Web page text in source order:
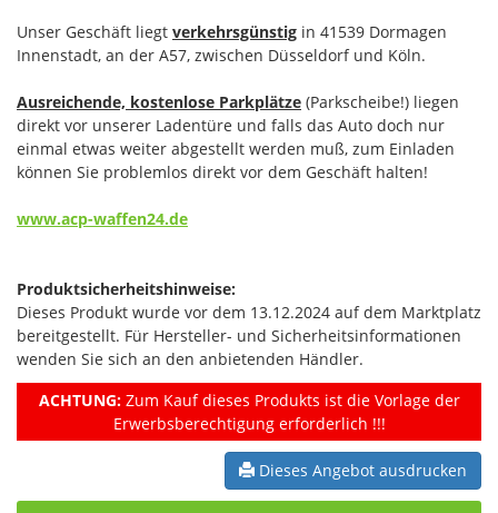
Unser Geschäft liegt verkehrsgünstig in 41539 Dormagen
Innenstadt, an der A57, zwischen Düsseldorf und Köln.
Ausreichende, kostenlose Parkplätze (Parkscheibe!) liegen
direkt vor unserer Ladentüre und falls das Auto doch nur
einmal etwas weiter abgestellt werden muß, zum Einladen
können Sie problemlos direkt vor dem Geschäft halten!
www.acp-waffen24.de
Produktsicherheitshinweise:
Dieses Produkt wurde vor dem 13.12.2024 auf dem Marktplatz
bereitgestellt. Für Hersteller- und Sicherheitsinformationen
wenden Sie sich an den anbietenden Händler.
ACHTUNG:Zum Kauf dieses Produkts ist die Vorlage der
Erwerbsberechtigung erforderlich !!!
Dieses Angebot ausdrucken